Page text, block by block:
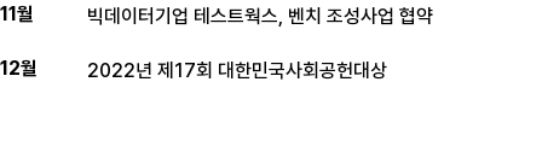
11월 빅데이터기업 테스트웍스, 벤치 조성사업 협약
12월 2022년 제17회 대한민국사회공헌대상